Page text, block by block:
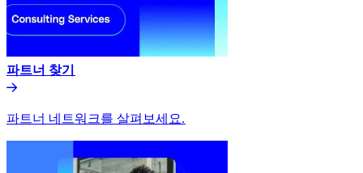
파트너 찾기​​
파트너 네트워크를 살펴보세요.​​